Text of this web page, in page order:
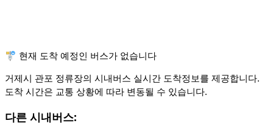
🚏 현재 도착 예정인 버스가 없습니다
거제시 관포 정류장의 시내버스 실시간 도착정보를 제공합니다.
도착 시간은 교통 상황에 따라 변동될 수 있습니다.
다른 시내버스: